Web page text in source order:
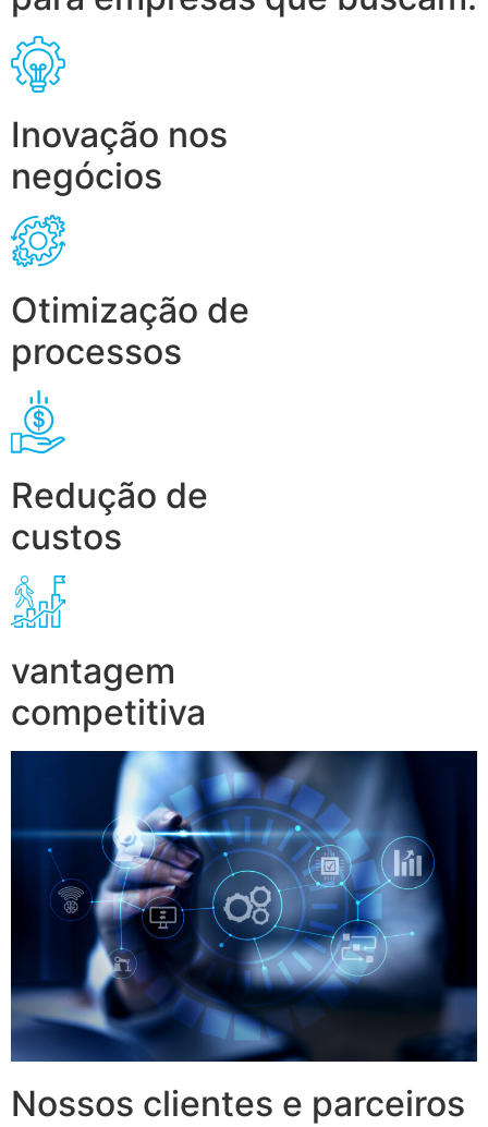
Inovação nos
negócios
Otimização de
processos
Redução de
custos
vantagem
competitiva
Nossos clientes e parceiros